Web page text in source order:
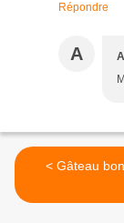
Répondre
A
< Gâteau